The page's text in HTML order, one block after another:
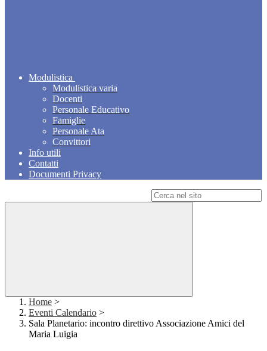
Modulistica
Modulistica varia
Docenti
Personale Educativo
Famiglie
Personale Ata
Convittori
Info utili
Contatti
Documenti Privacy
Home >
Eventi Calendario >
Sala Planetario: incontro direttivo Associazione Amici del
Maria Luigia